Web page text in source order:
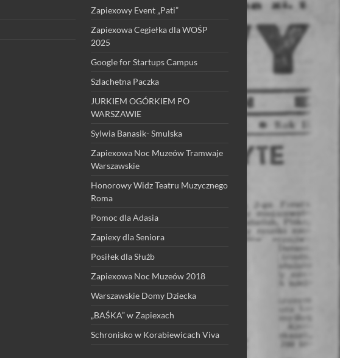
Zapiexowy Event „Pati”
Zapiexowa Cegiełka dla WOŚP
2025
Google for Startups Campus
Szlachetna Paczka
JURKIEM OGÓRKIEM PO
WARSZAWIE
Sylwia Banasik- Smulska
Zapiexowa Noc Muzeów Tramwaje
Warszawskie
Honorowy Widz Teatru Muzycznego
Roma
Pomoc dla Adasia
Zapiexy dla Seniora
Posiłek dla Służb
Zapiexowa Noc Muzeów 2018
Warszawskie Domy Dziecka
„BAŚKA” w Zapiexach
Schronisko w Korabiewicach Viva